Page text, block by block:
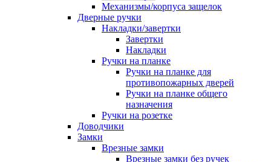
Механизмы/корпуса защелок
Дверные ручки
Накладки/завертки
Завертки
Накладки
Ручки на планке
Ручки на планке для
противопожарных дверей
Ручки на планке общего
назначения
Ручки на розетке
Доводчики
Замки
Врезные замки
Врезные замки без ручек